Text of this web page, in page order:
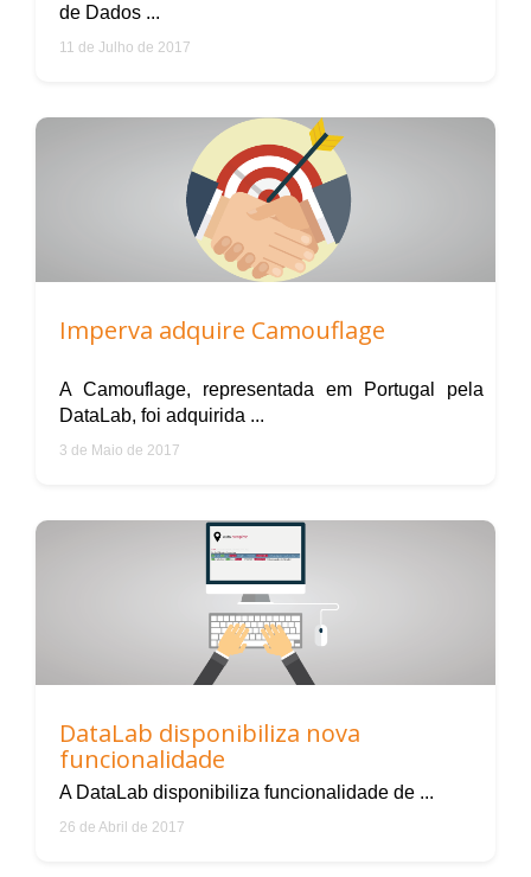
de Dados ...
11 de Julho de 2017
Imperva adquire Camouflage
A Camouflage, representada em Portugal pela
DataLab, foi adquirida ...
3 de Maio de 2017
DataLab disponibiliza nova
funcionalidade
A DataLab disponibiliza funcionalidade de ...
26 de Abril de 2017